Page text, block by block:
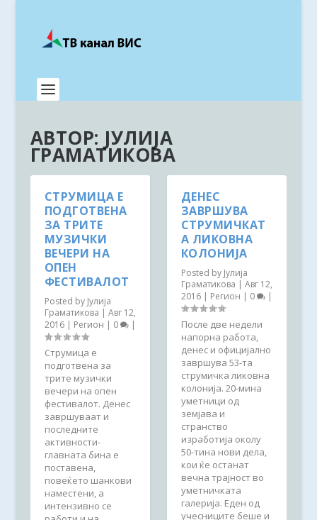
АВТОР: ЈУЛИЈА
ГРАМАТИКОВА
СТРУМИЦА Е
ПОДГОТВЕНА
ЗА ТРИТЕ
МУЗИЧКИ
ВЕЧЕРИ НА
ОПЕН
ФЕСТИВАЛОТ
Posted by Јулија
Граматикова | Авг 12,
2016| Регион | 0 |
Струмица е
подготвена за
трите музички
вечери на опен
фестивалот. Денес
завршуваат и
последните
активности-
главната бина е
поставена,
повеќето шанкови
наместени, а
интензивно се
ДЕНЕС
ЗАВРШУВА
СТРУМИЧКАТ
А ЛИКОВНА
КОЛОНИЈА
Posted by Јулија
Граматикова | Авг 12,
2016| Регион | 0 |
После две недели
напорна работа,
денес и официјално
завршува 53-та
струмичка ликовна
колонија. 20-мина
уметници од
земјава и
странство
изработија околу
50-тина нови дела,
кои ќе останат
вечна трајност во
уметничката
галерија. Еден од
учесниците беше и